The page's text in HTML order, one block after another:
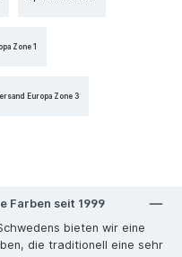
Zone 1
Europa Zone 3
Farben seit 1999
bieten wir eine
die traditionell eine sehr